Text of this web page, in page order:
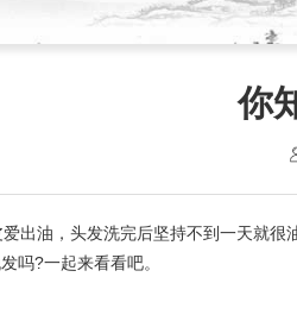
你
爱出油，头发洗完后坚持不到一天就很
吗?一起来看看吧。